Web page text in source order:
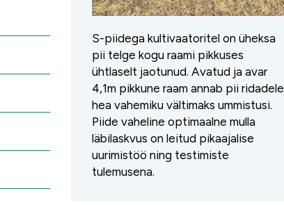
S-piidega kultivaatoritel on üheksa
pii telge kogu raami pikkuses
ühtlaselt jaotunud. Avatud ja avar
4,1m pikkune raam annab pii ridadele
hea vahemiku vältimaks ummistusi.
Piide vaheline optimaalne mulla
läbilaskvus on leitud pikaajalise
uurimistöö ning testimiste
tulemusena.